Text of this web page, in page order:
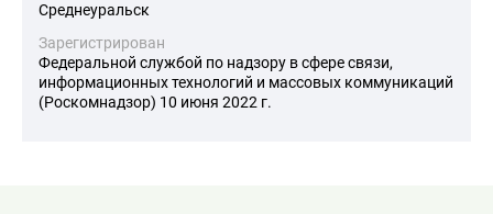
Среднеуральск
Зарегистрирован
Федеральной службой по надзору в сфере связи,
информационных технологий и массовых коммуникаций
(Роскомнадзор) 10 июня 2022 г.